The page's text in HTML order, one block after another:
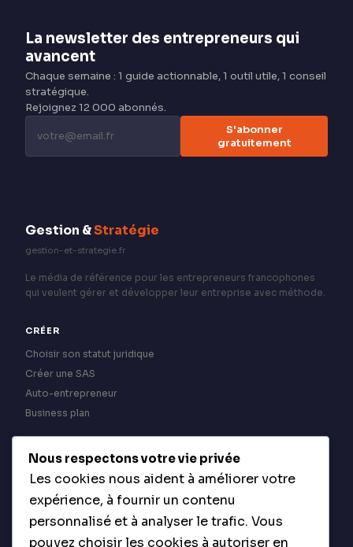
La newsletter des entrepreneurs qui
avancent
Chaque semaine : 1 guide actionnable, 1 outil utile, 1 conseil
stratégique.
Rejoignez 12 000 abonnés.
S'abonner
gratuitement
Gestion &Stratégie
gestion-et-strategie.fr
Le média de référence pour les entrepreneurs francophones
qui veulent gérer et développer leur entreprise avec méthode.
CRÉER
Choisir son statut juridique
Créer une SAS
Auto-entrepreneur
Business plan
GÉRER
Banque professionnelle
Facturation
Comptabilité
Trésorerie
Nous respectons votre vie privée
Les cookies nous aident à améliorer votre
expérience, à fournir un contenu
personnalisé et à analyser le trafic. Vous
pouvez choisir les cookies à autoriser en